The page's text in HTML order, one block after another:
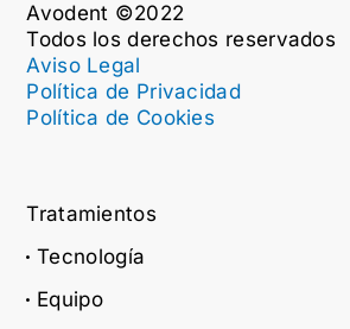
Avodent ©2022
Todos los derechos reservados
Aviso Legal
Política de Privacidad
Política de Cookies
Tratamientos
Tecnología
Equipo